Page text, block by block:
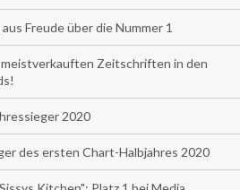
Freude über die Nummer 1
Zeitschriften in den
2020
des ersten Chart-Halbjahres 2020